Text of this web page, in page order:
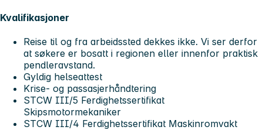
Kvalifikasjoner
Reise til og fra arbeidssted dekkes ikke. Vi ser derfor
at søkere er bosatt i regionen eller innenfor praktisk
pendleravstand.
Gyldig helseattest
Krise- og passasjerhåndtering
STCW III/5 Ferdighetssertifikat
Skipsmotormekaniker
STCW III/4 Ferdighetssertifikat Maskinromvakt